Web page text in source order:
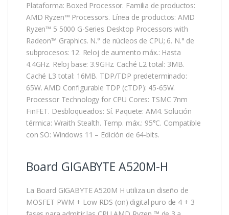
Plataforma: Boxed Processor. Familia de productos:
AMD Ryzen™ Processors. Línea de productos: AMD
Ryzen™ 5 5000 G-Series Desktop Processors with
Radeon™ Graphics. N.° de núcleos de CPU; 6. N.° de
subprocesos: 12. Reloj de aumento máx.: Hasta
4.4GHz. Reloj base: 3.9GHz. Caché L2 total: 3MB.
Caché L3 total: 16MB. TDP/TDP predeterminado:
65W. AMD Configurable TDP (cTDP): 45-65W.
Processor Technology for CPU Cores: TSMC 7nm
FinFET. Desbloqueados: Sí. Paquete: AM4. Solución
térmica: Wraith Stealth. Temp. máx.: 95°C. Compatible
con SO: Windows 11 – Edición de 64-bits.
Board GIGABYTE A520M-H
La Board GIGABYTE A520M H utiliza un diseño de
MOSFET PWM + Low RDS (on) digital puro de 4 + 3